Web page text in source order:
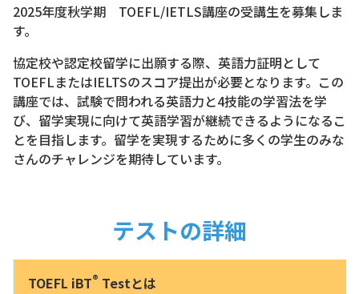
2025年度秋学期 TOEFL/IETLS講座の受講生を募集しま
す。
協定校や認定校留学に出願する際、英語力証明として
TOEFLまたはIELTSのスコア提出が必要となります。この
講座では、試験で問われる英語力と4技能の学習法を学
び、留学実現に向けて英語学習が継続できるようになるこ
とを目指します。留学を実現するために多くの学生のみな
さんのチャレンジを期待しています。
テストの詳細
TOEFL iBT® Testとは